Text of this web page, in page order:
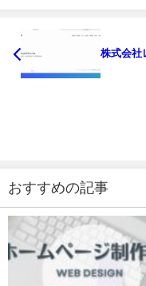
株式会社
おすすめの記事